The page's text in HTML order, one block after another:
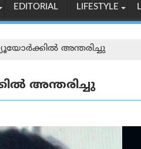
EDITORIAL LIFESTYLE
അന്തരിച്ചു
അന്തരിച്ചു